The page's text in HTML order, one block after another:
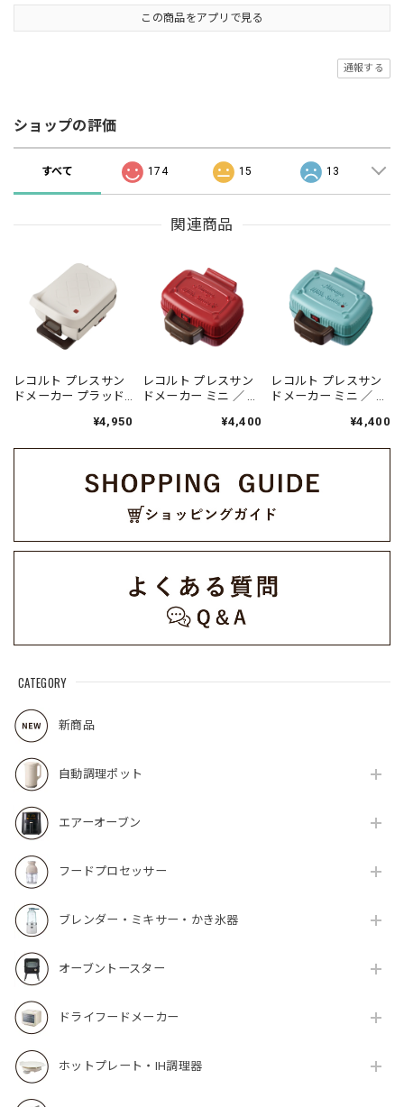
CATEGORY
新商品
自動調理ポット
エアーオーブン
フードプロセッサー
ブレンダー・ミキサー・かき氷器
オーブントースター
ドライフードメーカー
ホットプレート・IH調理器
この商品をアプリで見る
通報する
ショップの評価
すべて 174 15 13
関連商品
レコルト プレスサン
ドメーカー プラッド
¥4,950
レコルト プレスサン
ドメーカー ミニ ／ レ
¥4,400
レコルト プレスサン
ドメーカー ミニ ／ ペ
¥4,400